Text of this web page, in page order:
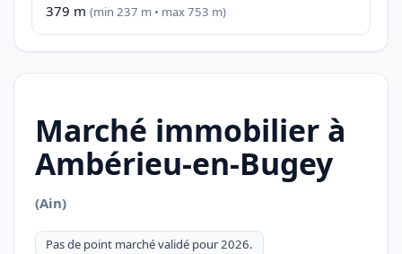
379 m (min 237 m • max 753 m)
Marché immobilier à
Ambérieu-en-Bugey
(Ain)
Pas de point marché validé pour 2026.